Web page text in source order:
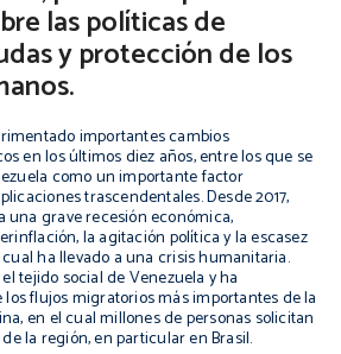
las políticas de
y protección de los
importantes cambios
en los últimos diez años, entre los que se
como un importante factor
trascendentales. Desde 2017,
una grave recesión económica,
la agitación política y la escasez
ha llevado a una crisis humanitaria.
tejido social de Venezuela y ha
flujos migratorios más importantes de la
en el cual millones de personas solicitan
la región, en particular en Brasil.